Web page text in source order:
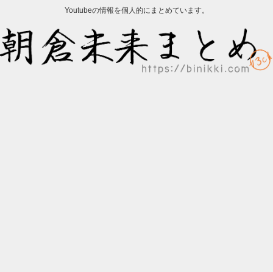
Youtubeの情報を個人的にまとめています。